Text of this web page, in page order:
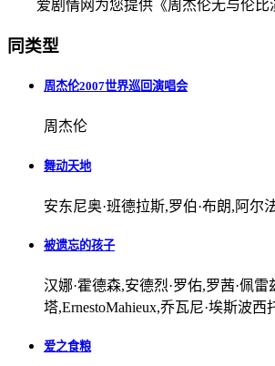
爱剧情网为您提供《周杰伦无与伦
同类型
周杰伦2007世界巡回演唱会
周杰伦
舞动天地
安东尼奥·班德拉斯,罗伯·布朗,阿尔
被遗忘的孩子
汉娜·霍德森,安德烈·罗佑,罗茜·佩雷
塔,ErnestoMahieux,乔瓦尼·埃斯波
爱之食粮